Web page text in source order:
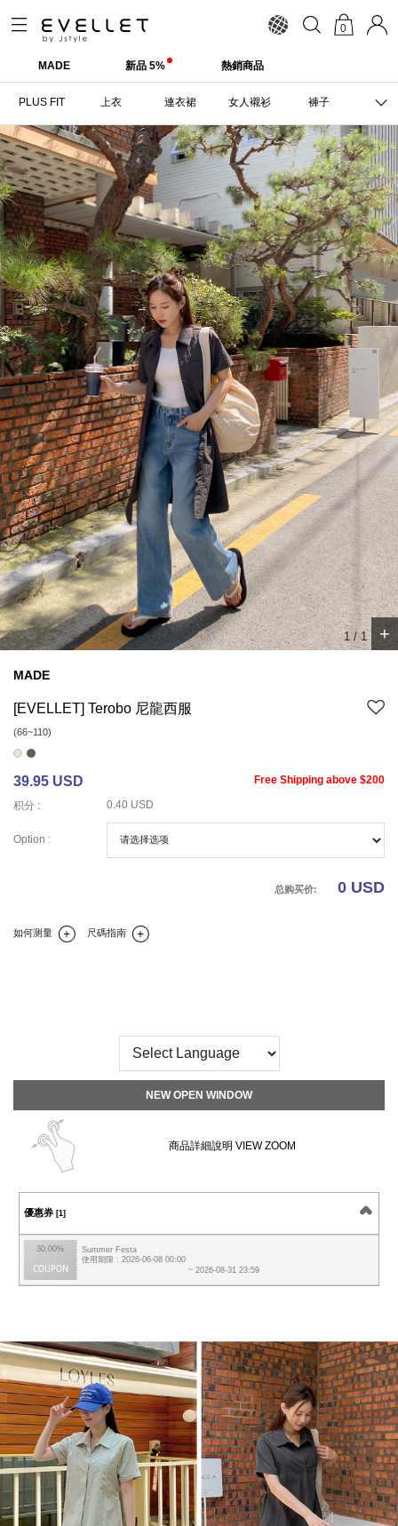
0
MADE 新品 5% 熱銷商品
PLUS FIT 上衣 連衣裙 女人襯衫 褲子
1/1 +
MADE
[EVELLET] Terobo 尼龍西服
(66~110)
39.95 USD Free Shipping above $200
积分 : 0.40 USD
Option :
总购买价: 0 USD
如何测量 尺碼指南
NEW OPEN WINDOW
商品詳細說明 VIEW ZOOM
優惠券 [1]
30.00%
Summer Festa
使用期限 : 2026-06-08 00:00
~ 2026-08-31 23:59